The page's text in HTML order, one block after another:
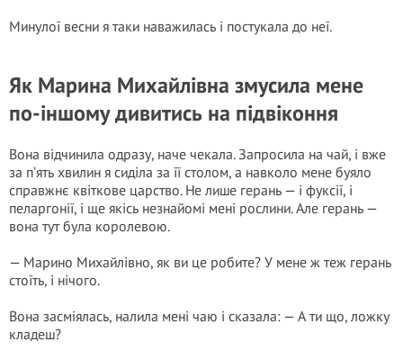
Минулої весни я таки наважилась і постукала до неї.
Як Марина Михайлівна змусила мене
по-іншому дивитись на підвіконня
Вона відчинила одразу, наче чекала. Запросила на чай, і вже
за п’ять хвилин я сиділа за її столом, а навколо мене буяло
справжнє квіткове царство. Не лише герань — і фуксії, і
пеларгонії, і ще якісь незнайомі мені рослини. Але герань —
вона тут була королевою.
— Марино Михайлівно, як ви це робите? У мене ж теж герань
стоїть, і нічого.
Вона засміялась, налила мені чаю і сказала: — А ти що, ложку
кладеш?